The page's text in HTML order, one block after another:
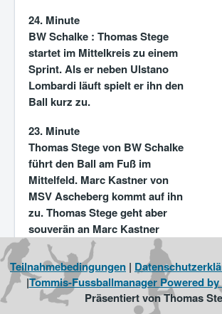
24. Minute
BW Schalke : Thomas Stege
startet im Mittelkreis zu einem
Sprint. Als er neben Ulstano
Lombardi läuft spielt er ihn den
Ball kurz zu.
23. Minute
Thomas Stege von BW Schalke
führt den Ball am Fuß im
Mittelfeld. Marc Kastner von
MSV Ascheberg kommt auf ihn
zu. Thomas Stege geht aber
souverän an Marc Kastner
vorbei.
22. Minute
Bernhard Böhm schaut sich
um und schiebt den Ball auf
Teilnahmebedingungen |
|Tommis-Fussballmanager Powered
Präsentiert von Thomas